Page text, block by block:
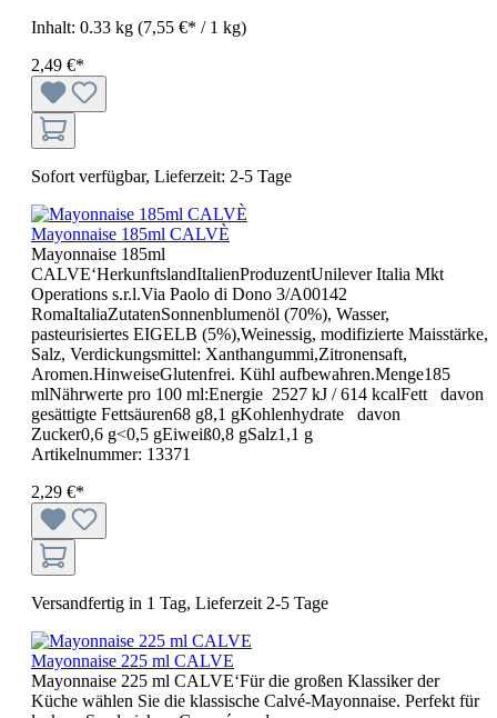
Inhalt: 0.33 kg (7,55 €* / 1 kg)
2,49 €*
Sofort verfügbar, Lieferzeit: 2-5 Tage
Mayonnaise 185ml CALVÈ
Mayonnaise 185ml
CALVE‘HerkunftslandItalienProduzentUnilever Italia Mkt
Operations s.r.l.Via Paolo di Dono 3/A00142
RomaItaliaZutatenSonnenblumenöl (70%), Wasser,
pasteurisiertes EIGELB (5%),Weinessig, modifizierte Maisstärke,
Salz, Verdickungsmittel: Xanthangummi,Zitronensaft,
Aromen.HinweiseGlutenfrei. Kühl aufbewahren.Menge185
mlNährwerte pro 100 ml:Energie 2527 kJ / 614 kcalFett davon
gesättigte Fettsäuren68 g8,1 gKohlenhydrate davon
Zucker0,6 g<0,5 gEiweiß0,8 gSalz1,1 g
Artikelnummer: 13371
2,29 €*
Versandfertig in 1 Tag, Lieferzeit 2-5 Tage
Mayonnaise 225 ml CALVE
Mayonnaise 225 ml CALVE‘Für die großen Klassiker der
Küche wählen Sie die klassische Calvé-Mayonnaise. Perfekt für